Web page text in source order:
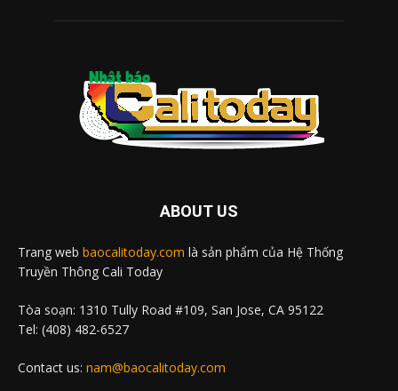
ABOUT US
Trang web baocalitoday.com là sản phẩm của Hệ Thống
Truyền Thông Cali Today
Tòa soạn: 1310 Tully Road #109, San Jose, CA 95122
Tel: (408) 482-6527
Contact us: nam@baocalitoday.com